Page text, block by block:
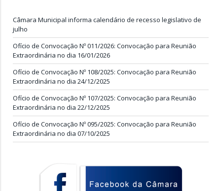
Câmara Municipal informa calendário de recesso legislativo de
julho
Ofício de Convocação Nº 011/2026: Convocação para Reunião
Extraordinária no dia 16/01/2026
Ofício de Convocação Nº 108/2025: Convocação para Reunião
Extraordinária no dia 24/12/2025
Ofício de Convocação Nº 107/2025: Convocação para Reunião
Extraordinária no dia 22/12/2025
Ofício de Convocação Nº 095/2025: Convocação para Reunião
Extraordinária no dia 07/10/2025